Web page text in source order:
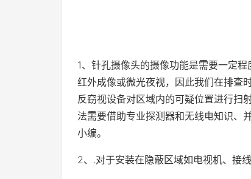
1、针孔摄像头的摄像功能是需要一定
红外成像或微光夜视，因此我们在排查
反窃视设备对区域内的可疑位置进行扫
法需要借助专业探测器和无线电知识、
小编。
2、.对于安装在隐蔽区域如电视机、接